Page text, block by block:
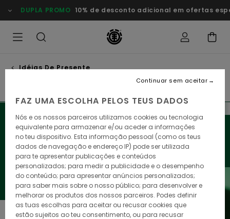
para
a
produtos
DUPLA PROMO 10% de desconto adicional em ofertas
Idéias De Presente
Quer causar impacto nesta época festiva? Deixe-nos
apresentar-lhe a nossa seleção de artigos desportivos,
roupa e acessórios, para oferecer aos seus entes
queridos o melhor da Element.
FAZ UMA ESCOLHA PELOS TEUS DADOS
Nós e os nossos parceiros utilizamos cookies ou tecnologia
equivalente para armazenar e/ou aceder a informações
no teu dispositivo. Esta informação pessoal (como os teus
dados de navegação e endereço IP) pode ser utilizada
para te apresentar publicações e conteúdos
personalizados; para medir a publicidade e o desempenho
do conteúdo; para apresentar anúncios personalizados;
para saber mais sobre o nosso público; para desenvolver e
melhorar os produtos dos nossos parceiros. Podes definir
as tuas escolhas para aceitar ou recusar cookies que
estão sujeitos ao teu consentimento, ou para recusar
Continuar sem aceitar